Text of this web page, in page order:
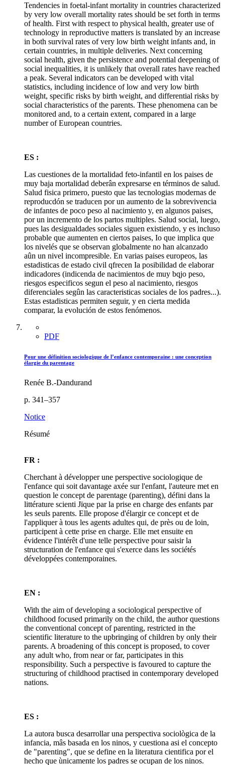
Tendencies in foetal-infant mortality in countries characterized
by very low overall mortality rates should be set forth in terms
of health. First with respect to physical health, greater use of
technology in reproductive matters is translated by an increase
in both survival rates of very low birth weight infants and, in
certain countries, in multiple deliveries. Next concerning
social health, given the persistence and potential deepening of
social inequalities, it is unlikely that overall rates have reached
a peak. Several indicators can be developed with vital
statistics, including incidence of low and very low birth
weight, specific risks by birth weight, and differential risks by
social characteristics of the parents. These phenomena can be
monitored and, to a certain extent, compared in a large
number of European countries.
ES :
Las cuestiones de la mortalidad feto-infantil en los paises de
muy baja mortalidad deberân expresarse en términos de salud.
Salud fisica primero, puesto que las tecnologias modernas de
reproducdón se traducen por un aumento de la sobrevivencia
de infantes de poco peso al nacimiento y, en algunos paises,
por un incremento de los partos multiples. Salud social, luego,
pues las desigualdades sociales siguen existiendo, y es incluso
probable que aumenten en ciertos paises, Io que implica que
los nivelés que se observan globalmente no han alcanzado
aûn un nivel incompresible. En varias paises europeos, las
estadisticas de estado civil qfrecen Ia posibilidad de elaborar
indicadores (indicenda de nacimientos de muy bqjo peso,
riesgos especificos segun el peso al nacimiento, riesgos
diferenciales segûn las caracteristicas sociales de los padres...).
Estas estadisticas permiten seguir, y en cierta medida
comparar, la evolución de estos fenómenos.
PDF
Pour une définition sociologique de l’enfance contemporaine : une conception
élargie du parentage
Renée B.-Dandurand
p. 341–357
Notice
Résumé
FR :
Cherchant à développer une perspective sociologique de
l'enfance qui soit davantage axée sur l'enfant, l'auteure met en
question le concept de parentage (parenting), défini dans la
littérature scienti Jïque par la prise en charge des enfants par
les seuls parents. Elle propose d'élargir ce concept et de
l'appliquer à tous les agents adultes qui, de près ou de loin,
participent à cette prise en charge. Elle met ensuite en
évidence l'intérêt d'une telle perspective pour saisir la
structuration de l'enfance qui s'exerce dans les sociétés
développées contemporaines.
EN :
With the aim of developing a sociological perspective of
childhood focused primarily on the child, the author questions
the conventional concept of parenting, restricted in the
scientific literature to the upbringing of children by only their
parents. A broadening of this concept is proposed, to cover
any adult who, from near or far, participates in this
responsibility. Such a perspective is favoured to capture the
structuring of childhood practised in contemporary developed
nations.
ES :
La autora busca desarrollar una perspectiva sociològica de la
infancia, mâs basada en los ninos, y cuestiona asi el concepto
de "parenting", que se define en la literatura cientifica por el
hecho que ùnicamente los padres se ocupan de los ninos.